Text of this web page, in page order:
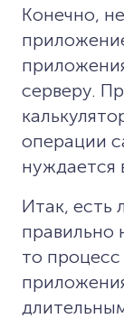
Конечно,
серверу.
операции
нуждается
Итак, есть
правильно
то